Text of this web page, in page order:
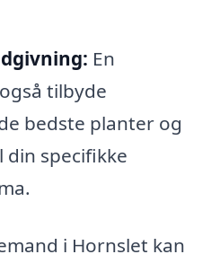
En
tilbyde
bedste planter og
specifikke
i Hornslet kan